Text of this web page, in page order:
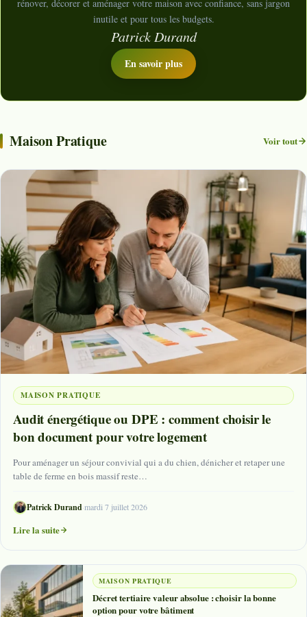
rénover, décorer et aménager votre maison avec confiance, sans jargon
inutile et pour tous les budgets.
Patrick Durand
En savoir plus
Maison Pratique Voir tout
MAISON PRATIQUE
Audit énergétique ou DPE : comment choisir le
bon document pour votre logement
Pour aménager un séjour convivial qui a du chien, dénicher et retaper une
table de ferme en bois massif reste…
Patrick Durand·mardi 7 juillet 2026
Lire la suite
MAISON PRATIQUE
Décret tertiaire valeur absolue : choisir la bonne
option pour votre bâtiment